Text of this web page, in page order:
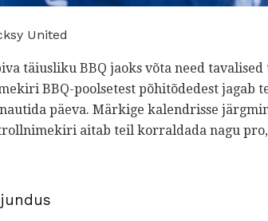
United
täiusliku BBQ jaoks võta need
BBQ-poolsetest põhitõdedest jagab
päeva. Märkige kalendrisse
aitab teil korraldada nagu